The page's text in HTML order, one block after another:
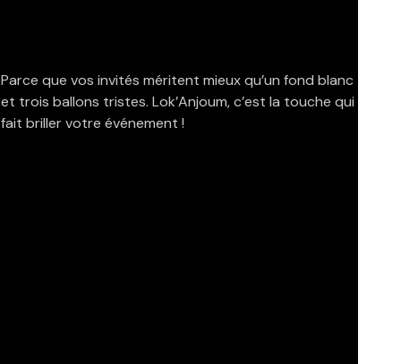
Parce que vos invités méritent mieux qu’un fond blanc
et trois ballons tristes. Lok’Anjoum, c’est la touche qui
fait briller votre événement !